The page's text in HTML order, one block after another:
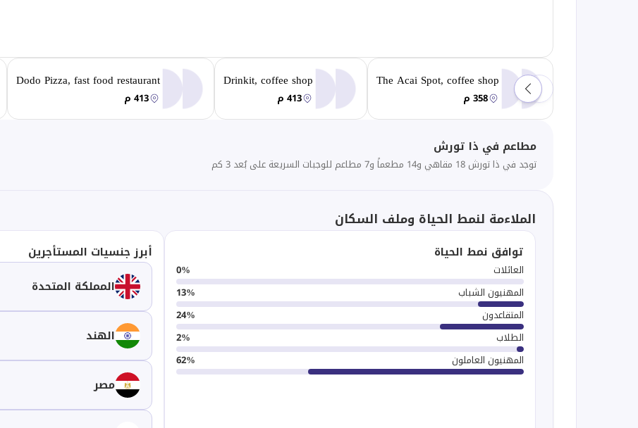
The Acai Spot, coffee shop
358 م
Drinkit, coffee shop
413 م
Dodo Pizza, fast food restaurant
413 م
مطاعم في ذا تورش
توجد في ذا تورش 18 مقاهي و14 مطعماً و7 مطاعم للوجبات السريعة على بُعد 3 كم
الملاءمة لنمط الحياة وملف السكان
توافق نمط الحياة
العائلات 0%
المهنيون الشباب
13%
المتقاعدون
24%
الطلاب
2%
المهنيون العاملون
62%
أبرز جنسيات المستأجرين
المملكة المتحدة
الهند
مصر